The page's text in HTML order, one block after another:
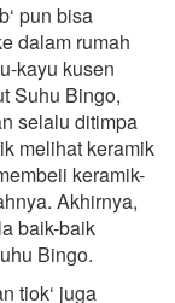
pun bisa
dalam rumah
kayu kusen
Suhu Bingo,
selalu ditimpa
melihat keramik
keramik-
Akhirnya,
baik-baik
Bingo.
tiok‘ juga